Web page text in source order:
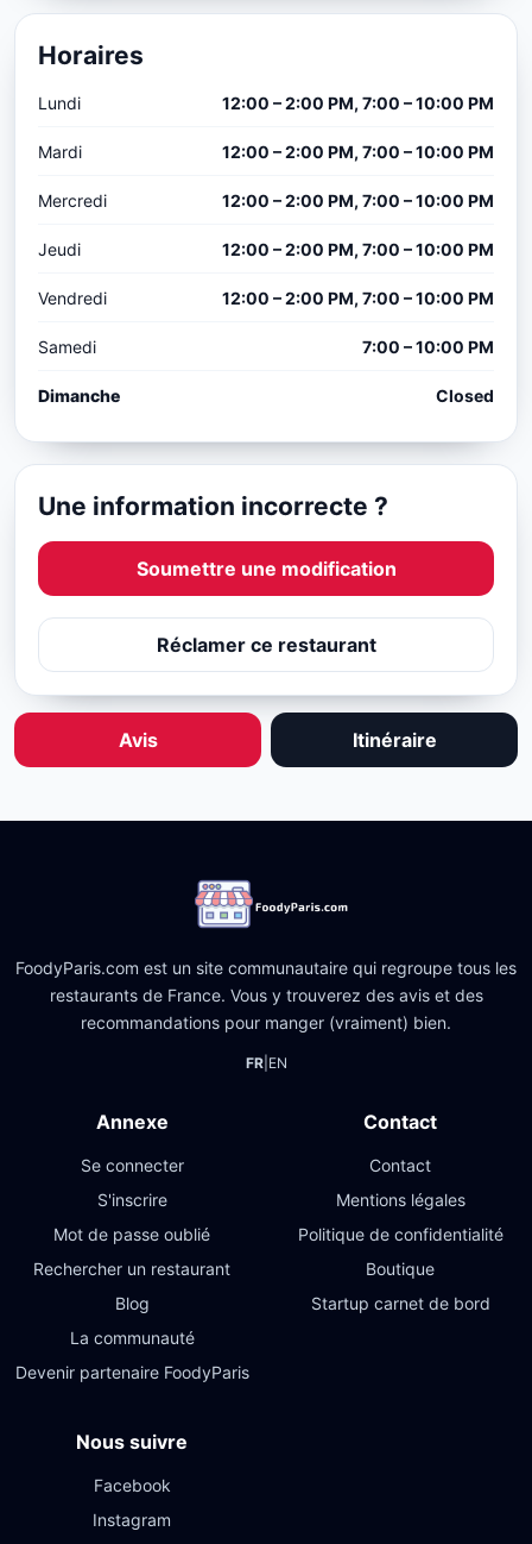
Horaires
Lundi 12:00 – 2:00 PM, 7:00 – 10:00 PM
Mardi 12:00 – 2:00 PM, 7:00 – 10:00 PM
Mercredi 12:00 – 2:00 PM, 7:00 – 10:00 PM
Jeudi 12:00 – 2:00 PM, 7:00 – 10:00 PM
Vendredi 12:00 – 2:00 PM, 7:00 – 10:00 PM
Samedi 7:00 – 10:00 PM
Dimanche Closed
Une information incorrecte ?
Soumettre une modification
Réclamer ce restaurant
Avis Itinéraire
FoodyParis.com est un site communautaire qui regroupe tous les
restaurants de France. Vous y trouverez des avis et des
recommandations pour manger (vraiment) bien.
FR| EN
Annexe
Se connecter
S'inscrire
Mot de passe oublié
Rechercher un restaurant
Blog
La communauté
Devenir partenaire FoodyParis
Contact
Contact
Mentions légales
Politique de confidentialité
Boutique
Startup carnet de bord
Nous suivre
Facebook
Instagram